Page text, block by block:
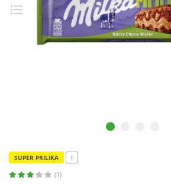
SUPER PRILIKA !
(1)